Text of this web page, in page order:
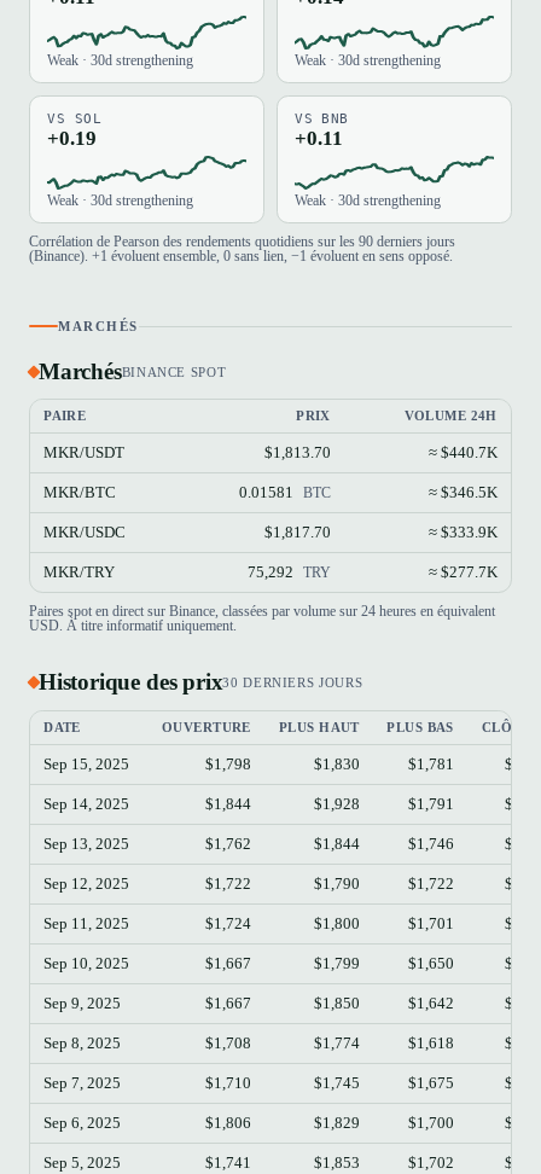
Weak · 30d strengthening Weak · 30d strengthening
VS SOL
+0.19
Weak · 30d strengthening
VS BNB
+0.11
Weak · 30d strengthening
Corrélation de Pearson des rendements quotidiens sur les 90 derniers jours
(Binance). +1 évoluent ensemble, 0 sans lien, −1 évoluent en sens opposé.
MARCHÉS
MarchésBINANCE SPOT
PAIRE PRIX VOLUME 24H
MKR/USDT $1,813.70 ≈ $440.7K
MKR/BTC 0.01581 BTC ≈ $346.5K
MKR/USDC $1,817.70 ≈ $333.9K
MKR/TRY 75,292 TRY ≈ $277.7K
Paires spot en direct sur Binance, classées par volume sur 24 heures en équivalent
USD. À titre informatif uniquement.
Historique des prix30 DERNIERS JOURS
DATE OUVERTURE PLUS HAUT PLUS BAS
Sep 15, 2025 $1,798 $1,830 $1,781
Sep 14, 2025 $1,844 $1,928 $1,791
Sep 13, 2025 $1,762 $1,844 $1,746
Sep 12, 2025 $1,722 $1,790 $1,722
Sep 11, 2025 $1,724 $1,800 $1,701
Sep 10, 2025 $1,667 $1,799 $1,650
Sep 9, 2025 $1,667 $1,850 $1,642
Sep 8, 2025 $1,708 $1,774 $1,618
Sep 7, 2025 $1,710 $1,745 $1,675
Sep 6, 2025 $1,806 $1,829 $1,700
Sep 5, 2025 $1,741 $1,853 $1,702